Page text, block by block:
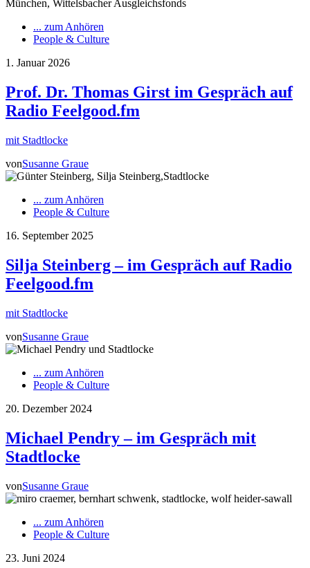
... zum Anhören
People & Culture
1. Januar 2026
Prof. Dr. Thomas Girst im Gespräch auf
Radio Feelgood.fm
mit Stadtlocke
vonSusanne Graue
... zum Anhören
People & Culture
16. September 2025
Silja Steinberg – im Gespräch auf Radio
Feelgood.fm
mit Stadtlocke
vonSusanne Graue
... zum Anhören
People & Culture
20. Dezember 2024
Michael Pendry – im Gespräch mit
Stadtlocke
vonSusanne Graue
... zum Anhören
People & Culture
23. Juni 2024